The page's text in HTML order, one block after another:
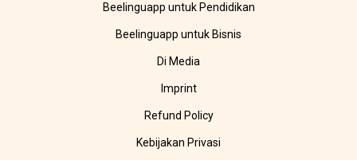
Beelinguapp untuk Pendidikan
Beelinguapp untuk Bisnis
Di Media
Imprint
Refund Policy
Kebijakan Privasi